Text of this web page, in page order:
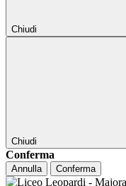
Chiudi
Chiudi
Conferma
Annulla Conferma